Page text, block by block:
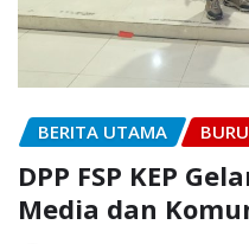
BERITA UTAMA
DPP FSP KEP
Media dan